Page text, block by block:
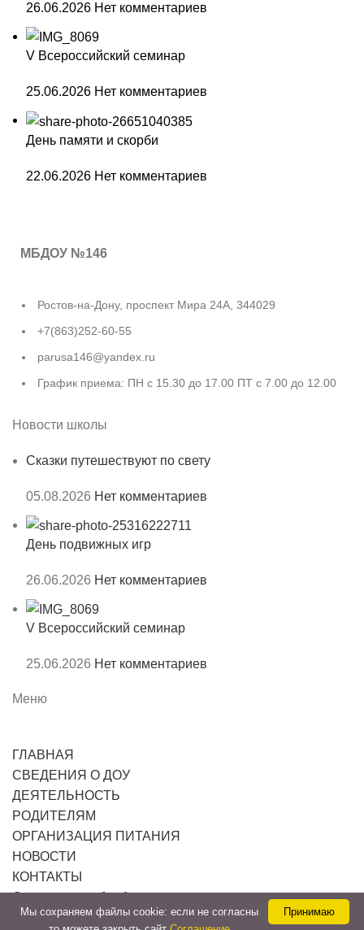
26.06.2026 Нет комментариев
V Всероссийский семинар
25.06.2026 Нет комментариев
День памяти и скорби
22.06.2026 Нет комментариев
МБДОУ №146
Ростов-на-Дону, проспект Мира 24А, 344029
+7(863)252-60-55
parusa146@yandex.ru
График приема: ПН с 15.30 до 17.00 ПТ с 7.00 до 12.00
Новости школы
Сказки путешествуют по свету
05.08.2026 Нет комментариев
День подвижных игр
26.06.2026 Нет комментариев
V Всероссийский семинар
25.06.2026 Нет комментариев
Меню
ГЛАВНАЯ
СВЕДЕНИЯ О ДОУ
ДЕЯТЕЛЬНОСТЬ
РОДИТЕЛЯМ
ОРГАНИЗАЦИЯ ПИТАНИЯ
НОВОСТИ
КОНТАКТЫ
Согласия на обработку персональных данных
Принимаю
Мы cохраняем файлы cookie: если не согласны